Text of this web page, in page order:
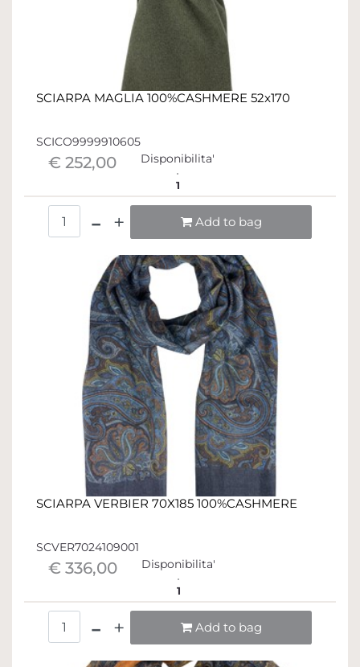
SCIARPA MAGLIA 100%CASHMERE 52x170
SCICO9999910605
€ 252,00 Disponibilita'
1
Add to bag
SCIARPA VERBIER 70X185 100%CASHMERE
SCVER7024109001
€ 336,00 Disponibilita'
1
Add to bag